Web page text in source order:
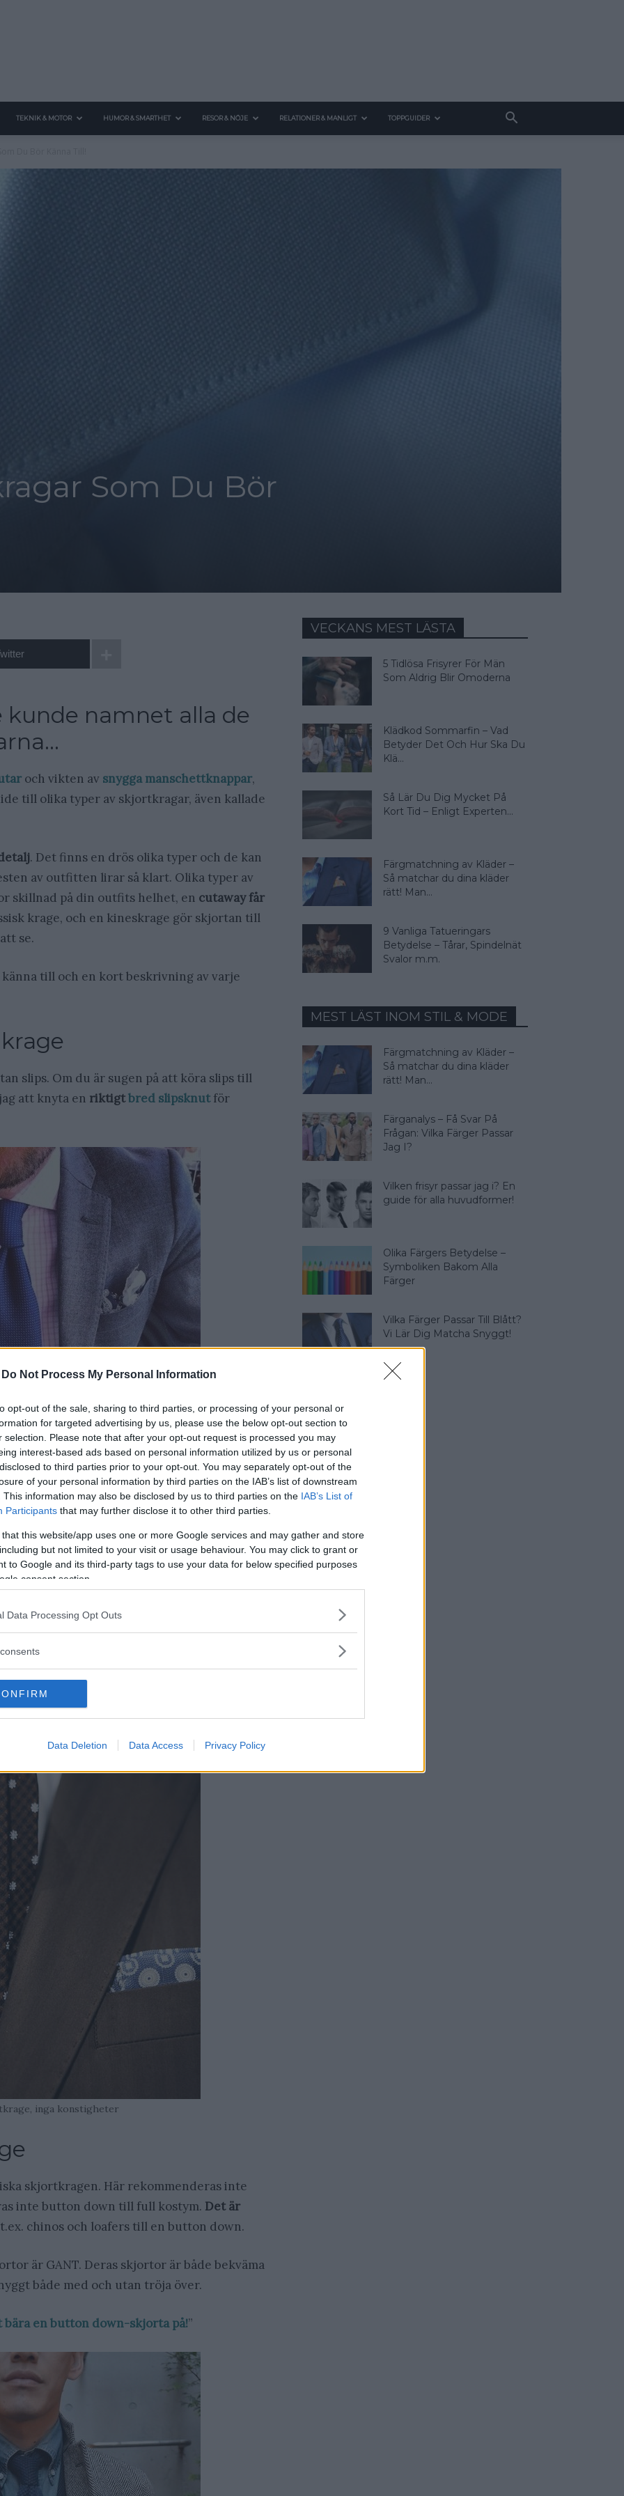
Do Not Process My Personal Information
opt-out of the sale, sharing to third parties, or processing of your personal or
for targeted advertising by us, please use the below opt-out section to
selection. Please note that after your opt-out request is processed you may
interest-based ads based on personal information utilized by us or personal
to third parties prior to your opt-out. You may separately opt-out of the
of your personal information by third parties on the IAB’s list of downstream
This information may also be disclosed by us to third parties on the IAB’s List of
Participants that may further disclose it to other third parties.
that this website/app uses one or more Google services and may gather and store
but not limited to your visit or usage behaviour. You may click to grant or
to Google and its third-party tags to use your data for below specified purposes
consent section.
Data Processing Opt Outs
Data Deletion Data Access Privacy Policy
TEKNIK & MOTOR HUMOR & SMARTHET RESOR & NÖJE RELATIONER & MANLIGT TOPPGUIDER
Som Du Bör
namnet alla de
och vikten av snygga manschettknappar,
till olika typer av skjortkragar, även kallade
. Det finns en drös olika typer och de kan
av outfitten lirar så klart. Olika typer av
skillnad på din outfits helhet, en cutaway får
krage, och en kineskrage gör skjortan till
se.
till och en kort beskrivning av varje
slips. Om du är sugen på att köra slips till
att knyta en riktigtbred slipsknutför
så blir det snyggast med en så bred
som möjligt
sig över slipsen och omfamnar den riktigt
du kör slips.
inga konstigheter
skjortkragen. Här rekommenderas inte
inte button down till full kostym. Det är
chinos och loafers till en button down.
är GANT. Deras skjortor är både bekväma
både med och utan tröja över.
bära en button down-skjorta på!”
VECKANS MEST LÄSTA
5 Tidlösa Frisyrer För Män
Som Aldrig Blir Omoderna
Klädkod Sommarfin – Vad
Betyder Det Och Hur Ska Du
Klä...
Så Lär Du Dig Mycket På
Kort Tid – Enligt Experten...
Färgmatchning av Kläder –
Så matchar du dina kläder
rätt! Man...
9 Vanliga Tatueringars
Betydelse – Tårar, Spindelnät
Svalor m.m.
MEST LÄST INOM STIL & MODE
Färgmatchning av Kläder –
Så matchar du dina kläder
rätt! Man...
Färganalys – Få Svar På
Frågan: Vilka Färger Passar
Jag I?
Vilken frisyr passar jag i? En
guide för alla huvudformer!
Olika Färgers Betydelse –
Symboliken Bakom Alla
Färger
Vilka Färger Passar Till Blått?
Vi Lär Dig Matcha Snyggt!